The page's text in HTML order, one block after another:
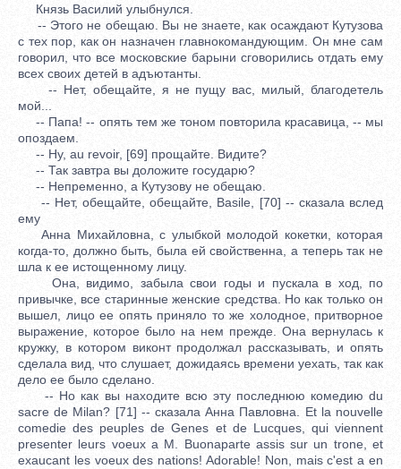
Князь Василий улыбнулся.
-- Этого не обещаю. Вы не знаете, как осаждают Кутузова
с тех пор, как он назначен главнокомандующим. Он мне сам
говорил, что все московские барыни сговорились отдать ему
всех своих детей в адъютанты.
-- Нет, обещайте, я не пущу вас, милый, благодетель
мой...
-- Папа! -- опять тем же тоном повторила красавица, -- мы
опоздаем.
-- Ну, au revoir, [69] прощайте. Видите?
-- Так завтра вы доложите государю?
-- Непременно, а Кутузову не обещаю.
-- Нет, обещайте, обещайте, Basile, [70] -- сказала вслед
ему
Анна Михайловна, с улыбкой молодой кокетки, которая
когда-то, должно быть, была ей свойственна, а теперь так не
шла к ее истощенному лицу.
Она, видимо, забыла свои годы и пускала в ход, по
привычке, все старинные женские средства. Но как только он
вышел, лицо ее опять приняло то же холодное, притворное
выражение, которое было на нем прежде. Она вернулась к
кружку, в котором виконт продолжал рассказывать, и опять
сделала вид, что слушает, дожидаясь времени уехать, так как
дело ее было сделано.
-- Но как вы находите всю эту последнюю комедию du
sacre de Milan? [71] -- сказала Анна Павловна. Et la nouvelle
comedie des peuples de Genes et de Lucques, qui viennent
presenter leurs voeux a M. Buonaparte assis sur un trone, et
exaucant les voeux des nations! Adorable! Non, mais c'est a en